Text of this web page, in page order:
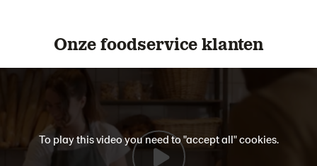
Onze foodservice klanten
To play this video you need to "accept all" cookies.